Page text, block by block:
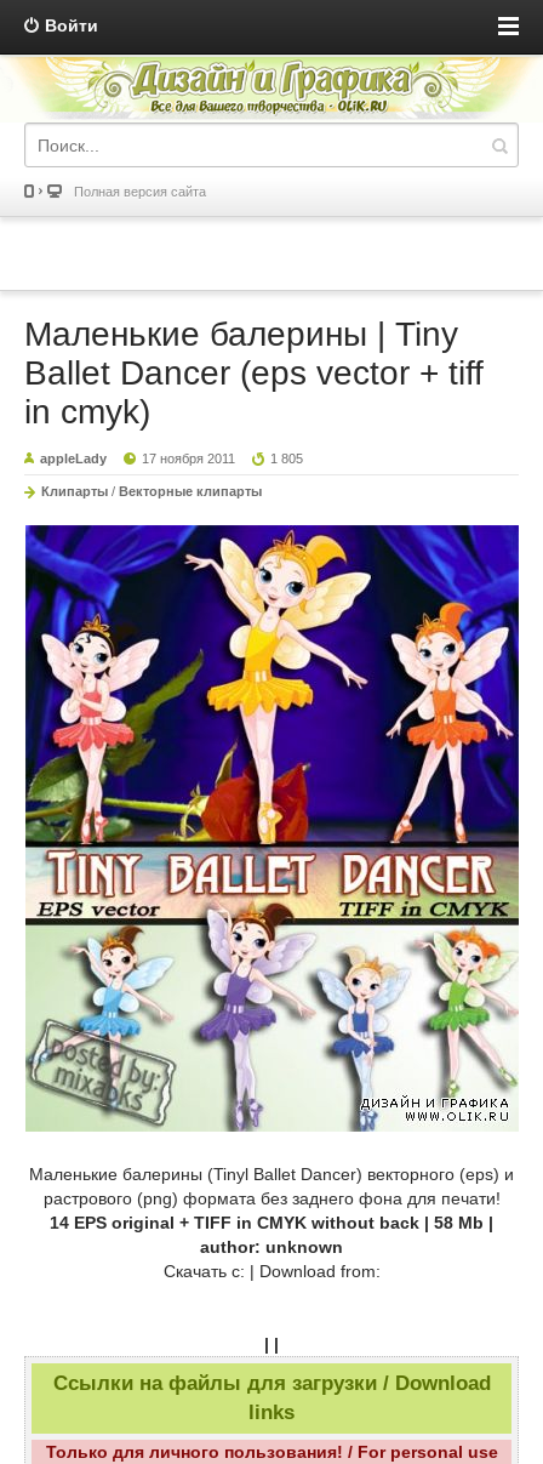
Войти
Полная версия сайта
Маленькие балерины | Tiny
Ballet Dancer (eps vector + tiff
in cmyk)
appleLady 17 ноября 2011 1 805
Клипарты / Векторные клипарты
Маленькие балерины (Tinyl Ballet Dancer) векторного (eps) и
растрового (png) формата без заднего фона для печати!
14 EPS original + TIFF in CMYK without back | 58 Mb |
author: unknown
Скачать с: | Download from:
| |
Ссылки на файлы для загрузки / Download
links
Только для личного пользования! / For personal use